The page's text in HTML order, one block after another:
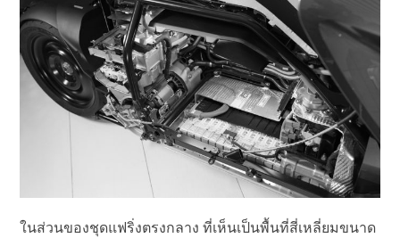
ในส่วนของชุดแฟริ่งตรงกลาง ที่เห็นเป็นพื้นที่สี่เหลี่ยมขนาด